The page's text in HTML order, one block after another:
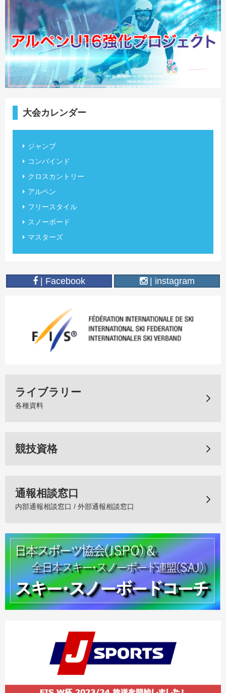
大会カレンダー
ジャンプ
コンバインド
クロスカントリー
アルペン
フリースタイル
スノーボード
マスターズ
| Facebook | instagram
ライブラリー
各種資料
競技資格
通報相談窓口
内部通報相談窓口 / 外部通報相談窓口